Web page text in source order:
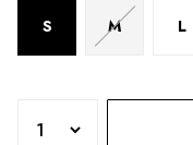
S M L